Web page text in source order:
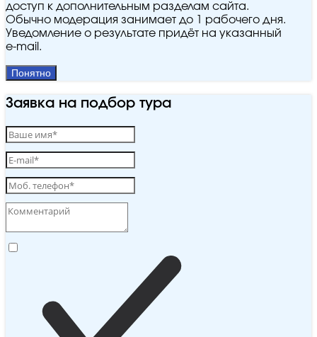
доступ к дополнительным разделам сайта.
Обычно модерация занимает до 1 рабочего дня.
Уведомление о результате придёт на указанный
e‑mail.
Понятно
Заявка на подбор тура